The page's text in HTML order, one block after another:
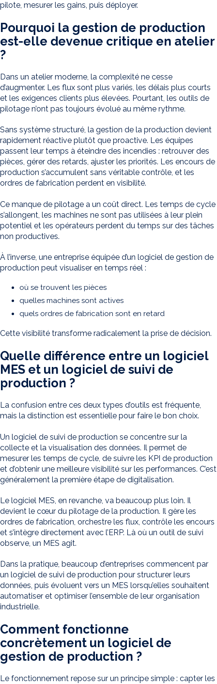
pilote, mesurer les gains, puis déployer.
Pourquoi la gestion de production
est-elle devenue critique en atelier
?
Dans un atelier moderne, la complexité ne cesse
d’augmenter. Les flux sont plus variés, les délais plus courts
et les exigences clients plus élevées. Pourtant, les outils de
pilotage n’ont pas toujours évolué au même rythme.
Sans système structuré, la gestion de la production devient
rapidement réactive plutôt que proactive. Les équipes
passent leur temps à éteindre des incendies : retrouver des
pièces, gérer des retards, ajuster les priorités. Les encours de
production s’accumulent sans véritable contrôle, et les
ordres de fabrication perdent en visibilité.
Ce manque de pilotage a un coût direct. Les temps de cycle
s’allongent, les machines ne sont pas utilisées à leur plein
potentiel et les opérateurs perdent du temps sur des tâches
non productives.
À l’inverse, une entreprise équipée d’un logiciel de gestion de
production peut visualiser en temps réel :
où se trouvent les pièces
quelles machines sont actives
quels ordres de fabrication sont en retard
Cette visibilité transforme radicalement la prise de décision.
Quelle différence entre un logiciel
MES et un logiciel de suivi de
production ?
La confusion entre ces deux types d’outils est fréquente,
mais la distinction est essentielle pour faire le bon choix.
Un logiciel de suivi de production se concentre sur la
collecte et la visualisation des données. Il permet de
mesurer les temps de cycle, de suivre les KPI de production
et d’obtenir une meilleure visibilité sur les performances. C’est
généralement la première étape de digitalisation.
Le logiciel MES, en revanche, va beaucoup plus loin. Il
devient le cœur du pilotage de la production. Il gère les
ordres de fabrication, orchestre les flux, contrôle les encours
et s’intègre directement avec l’ERP. Là où un outil de suivi
observe, un MES agit.
Dans la pratique, beaucoup d’entreprises commencent par
un logiciel de suivi de production pour structurer leurs
données, puis évoluent vers un MES lorsqu’elles souhaitent
automatiser et optimiser l’ensemble de leur organisation
industrielle.
Comment fonctionne
concrètement un logiciel de
gestion de production ?
Le fonctionnement repose sur un principe simple : capter les